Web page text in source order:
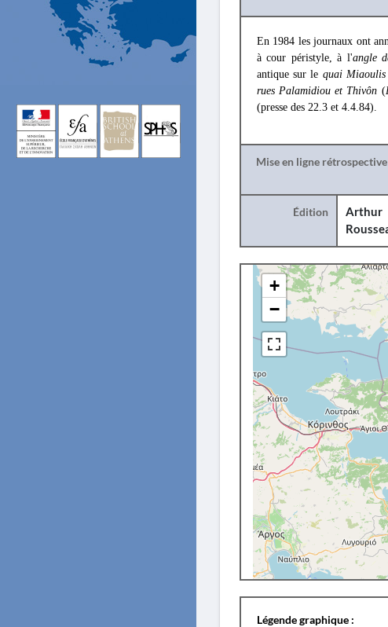
En 1984 les journaux ont
à cour péristyle, à l'angle
antique sur le quai
rues Palamidiou et Thivôn (
(presse des 22.3 et 4.4.84).
Mise en ligne
Édition
Arthur
+
−
Légende graphique :